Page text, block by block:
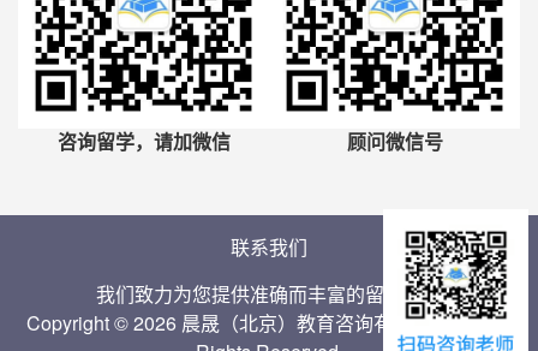
咨询留学，请加微信 顾问微信号
联系我们
我们致力为您提供准确而丰富的留学信息
Copyright © 2026 晨晟（北京）教育咨询有限公司 Inc. All